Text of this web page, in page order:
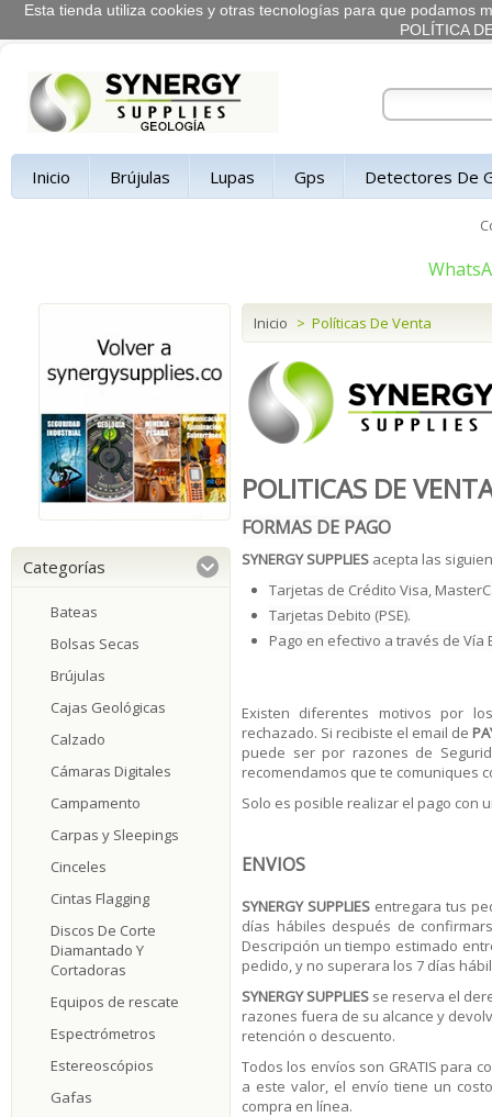
Inicio Brújulas Lupas Gps Detectores De
Inicio > Políticas De Venta
POLITICAS DE
FORMAS DE PAGO
SYNERGY SUPPLIES acepta las
Tarjetas de Crédito Visa,
Tarjetas Debito (PSE).
Pago en efectivo a través de Vía
Existen diferentes motivos por
rechazado. Si recibiste el email de
puede ser por razones de
recomendamos que te comuniques
Solo es posible realizar el pago con
ENVIOS
SYNERGY SUPPLIESentregara tus
días hábiles después de
Descripción un tiempo estimado
pedido, y no superara los 7 días
SYNERGY SUPPLIES se reserva el
razones fuera de su alcance y
retención o descuento.
Todos los envíos son GRATIS para
a este valor, el envío tiene un
compra en línea.
Categorías
Bateas
Bolsas Secas
Brújulas
Cajas Geológicas
Calzado
Cámaras Digitales
Campamento
Carpas y Sleepings
Cinceles
Cintas Flagging
Discos De Corte
Diamantado Y
Cortadoras
Equipos de rescate
Espectrómetros
Estereoscópios
Gafas
Esta tienda utiliza cookies y otras tecnologías para que podamos
POLÍTICA